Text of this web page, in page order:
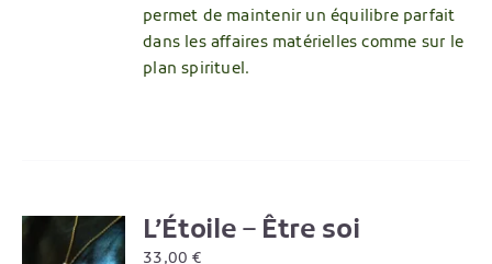
permet de maintenir un équilibre parfait
dans les affaires matérielles comme sur le
plan spirituel.
L’Étoile – Être soi
33,00€